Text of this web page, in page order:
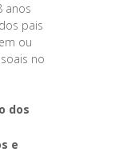
anos
pais
ou
no
dos
e